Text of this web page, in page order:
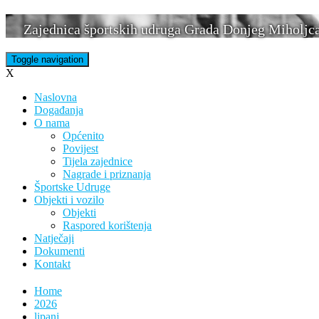
Skip
to
Zajednica športskih udruga Grada Donjeg
Toggle navigation
X
Naslovna
Događanja
O nama
Općenito
Povijest
Tijela zajednice
Nagrade i priznanja
Športske Udruge
Objekti i vozilo
Objekti
Raspored korištenja
Natječaji
Dokumenti
Kontakt
Home
2026
lipanj